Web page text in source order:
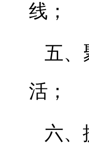
线 ；
五、
活 ；
六、